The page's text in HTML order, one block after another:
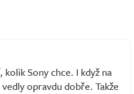
Sony chce. I když na
opravdu dobře. Takže